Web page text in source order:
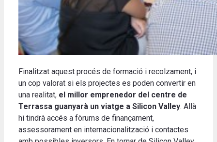
Finalitzat aquest procés de formació i recolzament, i
un cop valorat si els projectes es poden convertir en
una realitat, el millor emprenedor del centre de
Terrassa guanyarà un viatge a Silicon Valley. Allà
hi tindrà accés a fòrums de finançament,
assessorament en internacionalització i contactes